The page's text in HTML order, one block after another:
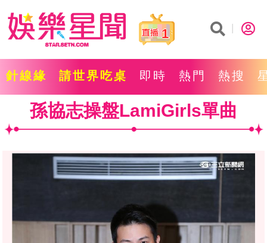
1
針線緣 請世界吃桌 即時 熱門 熱搜
孫協志操盤LamiGirls單曲